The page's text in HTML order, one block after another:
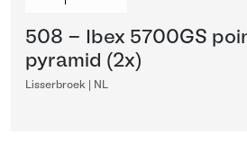
508 - Ibex 5700GS
pyramid (2x)
Lisserbroek | NL